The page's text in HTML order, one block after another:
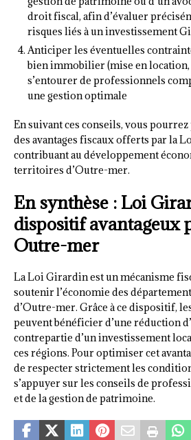
droit fiscal, afin d’évaluer
risques liés à un investissement
Anticiper les éventuelles
bien immobilier (mise en location,
s’entourer de professionnels
une gestion optimale
En suivant ces conseils, vous
des avantages fiscaux offerts par la
contribuant au développement
territoires d’Outre-mer.
En synthèse : Loi
dispositif avantageux
Outre-mer
La Loi Girardin est un mécanisme
soutenir l’économie des
d’Outre-mer. Grâce à ce dispositif,
peuvent bénéficier d’une réduction
contrepartie d’un investissement
ces régions. Pour optimiser cet
de respecter strictement les
s’appuyer sur les conseils de
et de la gestion de patrimoine.